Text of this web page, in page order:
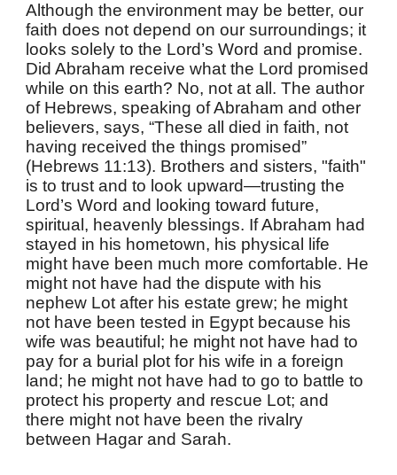
Although the environment may be better, our
faith does not depend on our surroundings; it
looks solely to the Lord’s Word and promise.
Did Abraham receive what the Lord promised
while on this earth? No, not at all. The author
of Hebrews, speaking of Abraham and other
believers, says, “These all died in faith, not
having received the things promised”
(Hebrews 11:13). Brothers and sisters, "faith"
is to trust and to look upward—trusting the
Lord’s Word and looking toward future,
spiritual, heavenly blessings. If Abraham had
stayed in his hometown, his physical life
might have been much more comfortable. He
might not have had the dispute with his
nephew Lot after his estate grew; he might
not have been tested in Egypt because his
wife was beautiful; he might not have had to
pay for a burial plot for his wife in a foreign
land; he might not have had to go to battle to
protect his property and rescue Lot; and
there might not have been the rivalry
between Hagar and Sarah.